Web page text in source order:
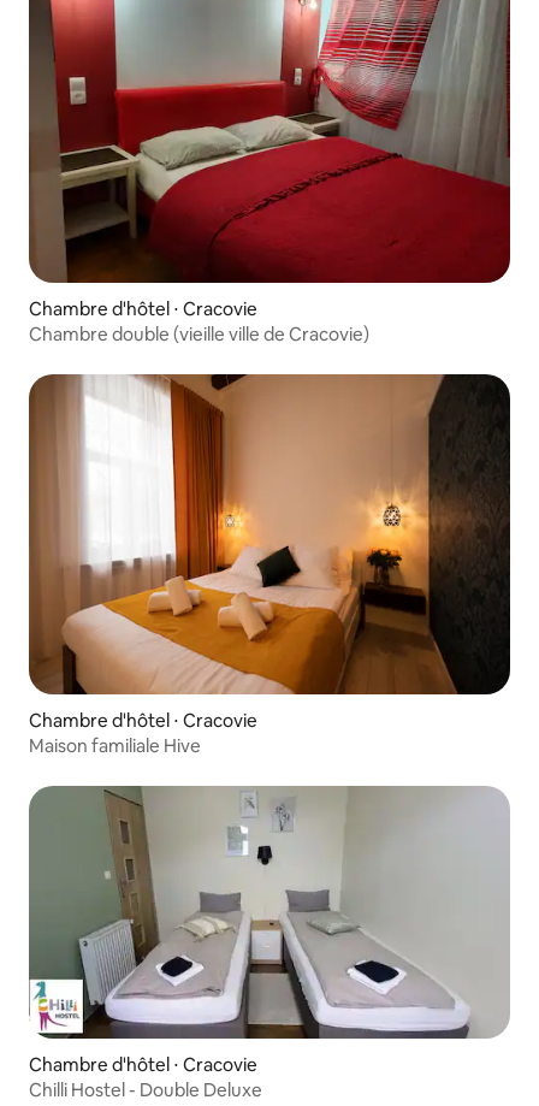
Chambre d'hôtel ⋅ Cracovie
Chambre double (vieille ville de Cracovie)
Chambre d'hôtel ⋅ Cracovie
Maison familiale Hive
Chambre d'hôtel ⋅ Cracovie
Chilli Hostel - Double Deluxe